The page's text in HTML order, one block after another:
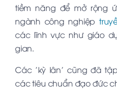
tiềm năng để mở rộng
ngành công nghiệp
các lĩnh vực như giáo
gian.
Các 'kỳ lân' cũng đã
các tiêu chuẩn đạo đức